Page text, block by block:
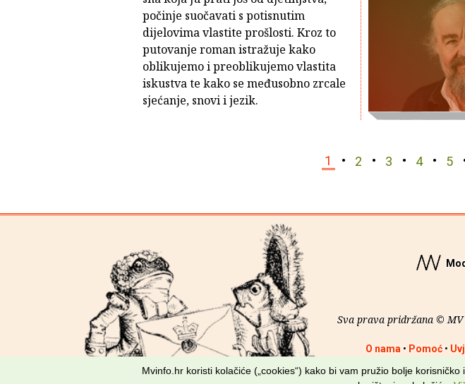
počinje suočavati s potisnutim
dijelovima vlastite prošlosti. Kroz to
putovanje roman istražuje kako
oblikujemo i preoblikujemo vlastita
iskustva te kako se međusobno zrcale
sjećanje, snovi i jezik.
1 2 3 4 5
Sva prava pridržana © MV
O nama • Pomoć•
Mvinfo.hr koristi kolačiće („cookies“) kako bi vam pružio bolje